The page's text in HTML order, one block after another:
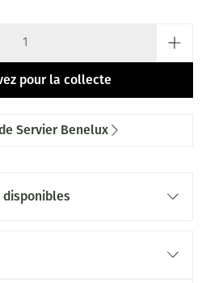
pour la collecte
Servier Benelux